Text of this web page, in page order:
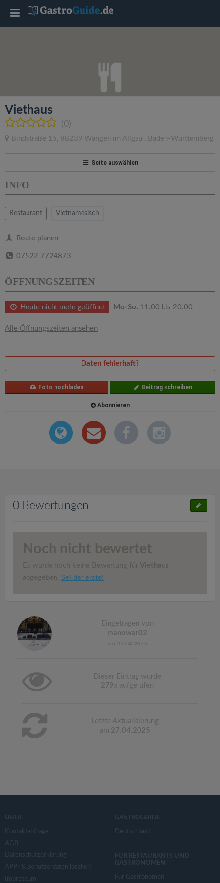
Viethaus
(0)
Bindstraße 15 , 88239 Wangen im Allgäu , Baden-Württemberg
Seite auswählen
INFO
Restaurant Vietnamesisch
Route planen
07522 7724873
ÖFFNUNGSZEITEN
Heute nicht mehr geöffnet Mo-So: 11:00 bis 20:00
Alle Öffnungszeiten ansehen
Daten fehlerhaft?
Foto hochladen Beitrag schreiben
Abonnieren
0 Bewertungen
Noch nicht bewertet
Es wurde noch keine Bewertung für Viethaus
abgegeben. Sei der erste!
Eingetragen von
manowar02
am 27.04.2025
Dieser Eintrag wurde
279x aufgerufen
Letzte Aktualisierung
am 27.04.2025
ÜBER
Kontaktanfrage
AGB
Datenschutzerklärung
APP- & Benutzerdaten löschen
Impressum
GASTROGUIDE
Deutschland
FÜR RESTAURANTS UND
GASTRONOMEN
Für Gastronomen
T
l
e
a
v
a
t